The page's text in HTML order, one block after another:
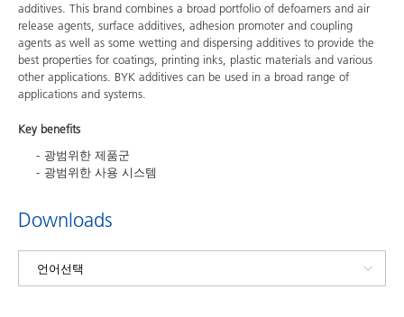
additives. This brand combines a broad portfolio of defoamers and air
release agents, surface additives, adhesion promoter and coupling
agents as well as some wetting and dispersing additives to provide the
best properties for coatings, printing inks, plastic materials and various
other applications. BYK additives can be used in a broad range of
applications and systems.
Key benefits
광범위한 제품군
광범위한 사용 시스템
Downloads